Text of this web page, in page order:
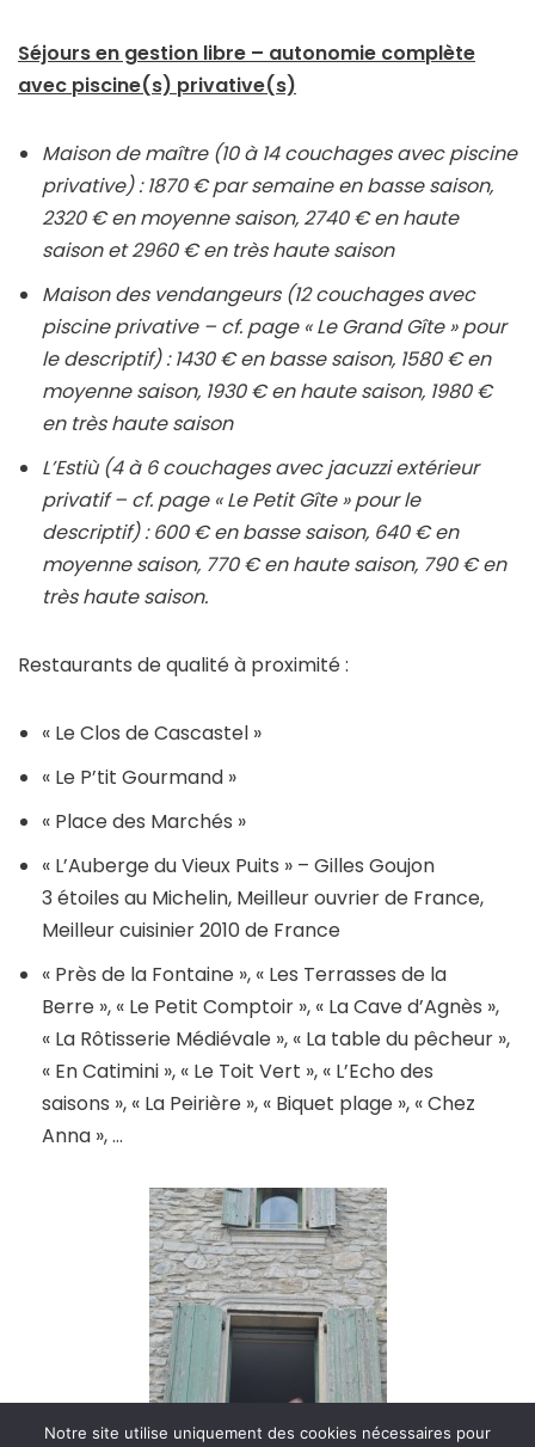
Séjours en gestion libre – autonomie complète
avec piscine(s) privative(s)
Maison de maître (10 à 14 couchages avec piscine
privative) : 1870 € par semaine en basse saison,
2320 € en moyenne saison, 2740 € en haute
saison et 2960 € en très haute saison
Maison des vendangeurs (12 couchages avec
piscine privative – cf. page « Le Grand Gîte » pour
le descriptif) : 1430 € en basse saison, 1580 € en
moyenne saison, 1930 € en haute saison, 1980 €
en très haute saison
L’Estiù (4 à 6 couchages avec jacuzzi extérieur
privatif – cf. page « Le Petit Gîte » pour le
descriptif) : 600 € en basse saison, 640 € en
moyenne saison, 770 € en haute saison, 790 € en
très haute saison.
Restaurants de qualité à proximité :
« Le Clos de Cascastel »
« Le P’tit Gourmand »
« Place des Marchés »
« L’Auberge du Vieux Puits » – Gilles Goujon
3 étoiles au Michelin, Meilleur ouvrier de France,
Meilleur cuisinier 2010 de France
« Près de la Fontaine », « Les Terrasses de la
Berre », « Le Petit Comptoir », « La Cave d’Agnès »,
« La Rôtisserie Médiévale », « La table du pêcheur »,
« En Catimini », « Le Toit Vert », « L’Echo des
saisons », « La Peirière », « Biquet plage », « Chez
Anna », …
Notre site utilise uniquement des cookies nécessaires pour